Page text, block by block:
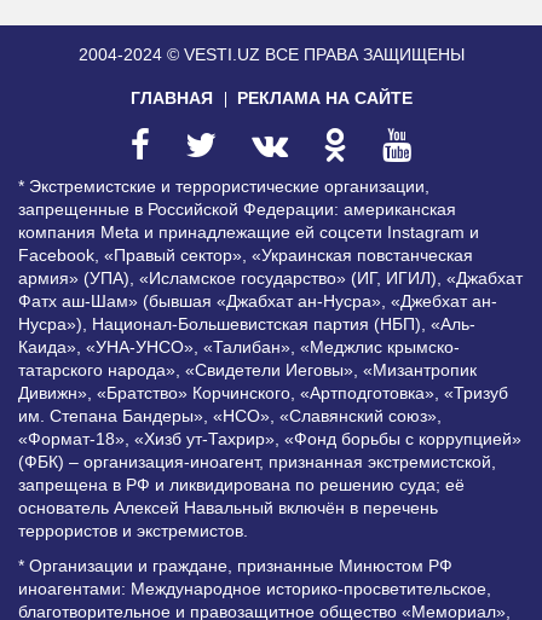
2004-2024 © VESTI.UZ ВСЕ ПРАВА ЗАЩИЩЕНЫ
ГЛАВНАЯ РЕКЛАМА НА САЙТЕ
* Экстремистские и террористические организации,
запрещенные в Российской Федерации: американская
компания Meta и принадлежащие ей соцсети Instagram и
Facebook, «Правый сектор», «Украинская повстанческая
армия» (УПА), «Исламское государство» (ИГ, ИГИЛ), «Джабхат
Фатх аш-Шам» (бывшая «Джабхат ан-Нусра», «Джебхат ан-
Нусра»), Национал-Большевистская партия (НБП), «Аль-
Каида», «УНА-УНСО», «Талибан», «Меджлис крымско-
татарского народа», «Свидетели Иеговы», «Мизантропик
Дивижн», «Братство» Корчинского, «Артподготовка», «Тризуб
им. Степана Бандеры», «НСО», «Славянский союз»,
«Формат-18», «Хизб ут-Тахрир», «Фонд борьбы с коррупцией»
(ФБК) – организация-иноагент, признанная экстремистской,
запрещена в РФ и ликвидирована по решению суда; её
основатель Алексей Навальный включён в перечень
террористов и экстремистов.
* Организации и граждане, признанные Минюстом РФ
иноагентами: Международное историко-просветительское,
благотворительное и правозащитное общество «Мемориал»,